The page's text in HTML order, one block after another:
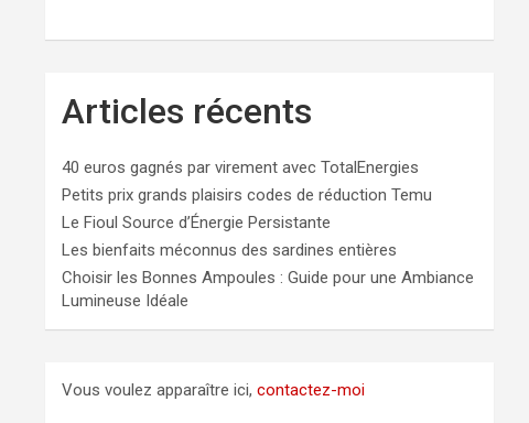
Articles récents
40 euros gagnés par virement avec TotalEnergies
Petits prix grands plaisirs codes de réduction Temu
Le Fioul Source d’Énergie Persistante
Les bienfaits méconnus des sardines entières
Choisir les Bonnes Ampoules : Guide pour une Ambiance
Lumineuse Idéale
Vous voulez apparaître ici,contactez-moi